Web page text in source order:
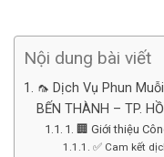
Nội dung bài viết
🦟 Dịch Vụ Phun
BẾN THÀNH – TP.
1. 🏢 Giới thiệu
✅ Cam kết